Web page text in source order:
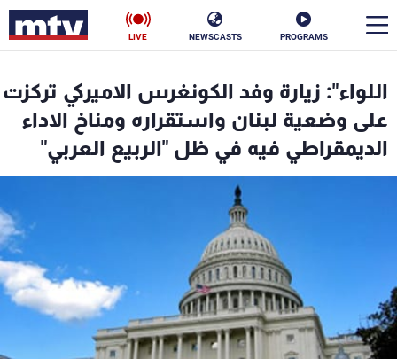
PROGRAMS
NEWSCASTS
LIVE
اللواء": زيارة وفد الكونغرس الاميركي تركزت
على وضعية لبنان واستقراره ومناخ الاداء
الديمقراطي فيه في ظل "الربيع العربي"
الأخبار
سياسة ناس